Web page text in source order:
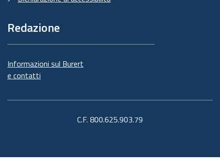
Redazione
Informazioni sul Burert
e contatti
C.F. 800.625.903.79